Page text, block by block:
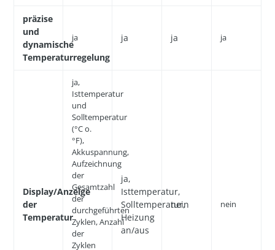
präzise
und
dynamische
Temperaturregelung
ja ja ja ja
Display/Anzeige
der
Temperatur
ja,
Isttemperatur
und
Solltemperatur
(°C o.
°F),
Akkuspannung,
Aufzeichnung
der
Gesamtzahl
der
durchgeführten
Zyklen, Anzahl
der
Zyklen
ja,
Isttemperatur,
Solltemperatur,
Heizung
an/aus
nein nein